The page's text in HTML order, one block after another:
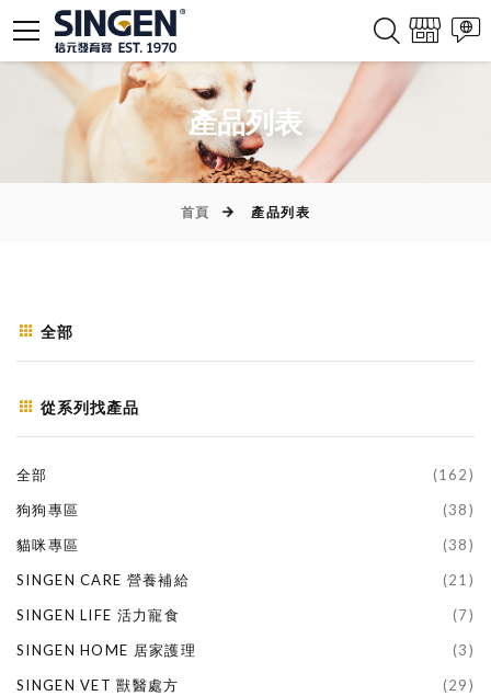
產品列表
首頁 產品列表
全部
從系列找產品
全部
(162)
狗狗專區
(38)
貓咪專區
(38)
SINGEN CARE 營養補給
(21)
SINGEN LIFE 活力寵食
(7)
SINGEN HOME 居家護理
(3)
SINGEN VET 獸醫處方
(29)